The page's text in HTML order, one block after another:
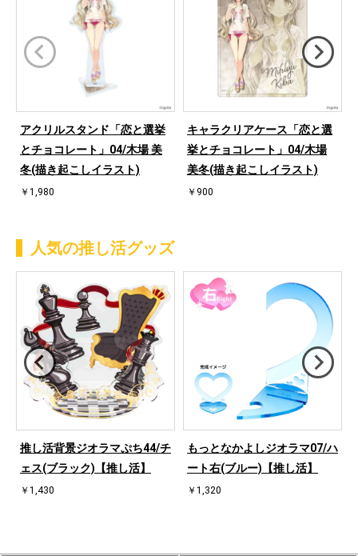
アクリルスタンド「恋と選挙
とチョコレート」04/木場 美
冬(描き起こしイラスト)
￥1,980
キャラクリアケース「恋と選
挙とチョコレート」04/木場
美冬(描き起こしイラスト)
￥900
人気の推し活グッズ
推し活背景ジオラマぷち44/チ
ェス(ブラック)【推し活】
￥1,430
もっとなかよしジオラマ07/ハ
ート右(ブルー)【推し活】
￥1,320